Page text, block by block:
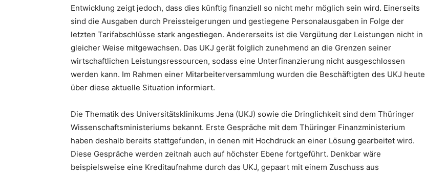
Entwicklung zeigt jedoch, dass dies künftig finanziell so nicht mehr möglich sein wird. Einerseits
sind die Ausgaben durch Preissteigerungen und gestiegene Personalausgaben in Folge der
letzten Tarifabschlüsse stark angestiegen. Andererseits ist die Vergütung der Leistungen nicht in
gleicher Weise mitgewachsen. Das UKJ gerät folglich zunehmend an die Grenzen seiner
wirtschaftlichen Leistungsressourcen, sodass eine Unterfinanzierung nicht ausgeschlossen
werden kann. Im Rahmen einer Mitarbeiterversammlung wurden die Beschäftigten des UKJ heute
über diese aktuelle Situation informiert.
Die Thematik des Universitätsklinikums Jena (UKJ) sowie die Dringlichkeit sind dem Thüringer
Wissenschaftsministeriums bekannt. Erste Gespräche mit dem Thüringer Finanzministerium
haben deshalb bereits stattgefunden, in denen mit Hochdruck an einer Lösung gearbeitet wird.
Diese Gespräche werden zeitnah auch auf höchster Ebene fortgeführt. Denkbar wäre
beispielsweise eine Kreditaufnahme durch das UKJ, gepaart mit einem Zuschuss aus